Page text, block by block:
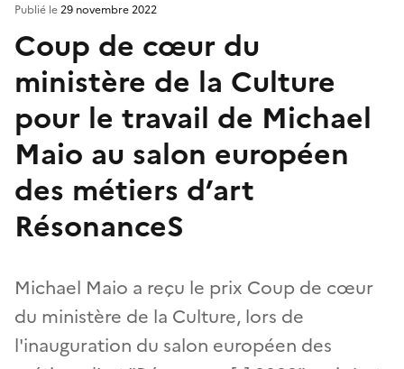
Coup de cœur du
ministère de la Culture
pour le travail de Michael
Maio au salon européen
des métiers d’art
RésonanceS
Michael Maio a reçu le prix Coup de cœur
du ministère de la Culture, lors de
l'inauguration du salon européen des
Publié le29 novembre 2022